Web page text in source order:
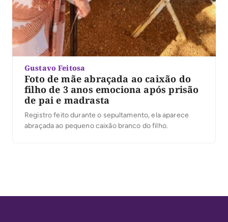
Gustavo Feitosa
Foto de mãe abraçada ao caixão do
filho de 3 anos emociona após prisão
de pai e madrasta
Registro feito durante o sepultamento, ela aparece
abraçada ao pequeno caixão branco do filho.